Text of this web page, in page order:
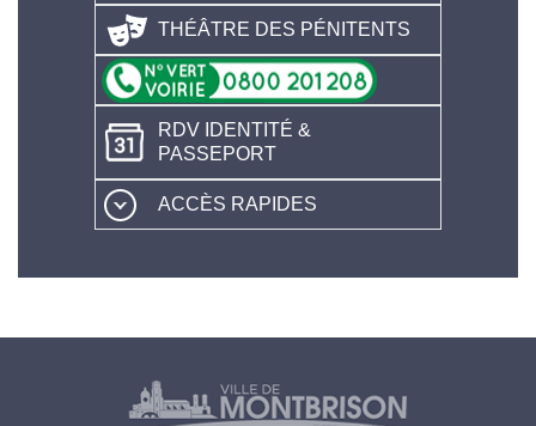
THÉÂTRE DES PÉNITENTS
RDV IDENTITÉ &
PASSEPORT
ACCÈS RAPIDES